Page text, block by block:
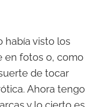
había visto los
en fotos o, como
de tocar
Ahora tengo